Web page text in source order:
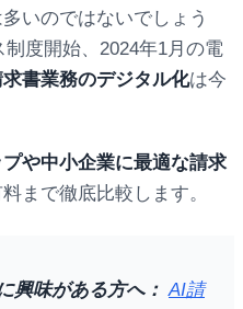
いのではないでしょう
度開始、2024年1月の電
書業務のデジタル化は今
や中小企業に最適な請求
まで徹底比較します。
興味がある方へ： AI請